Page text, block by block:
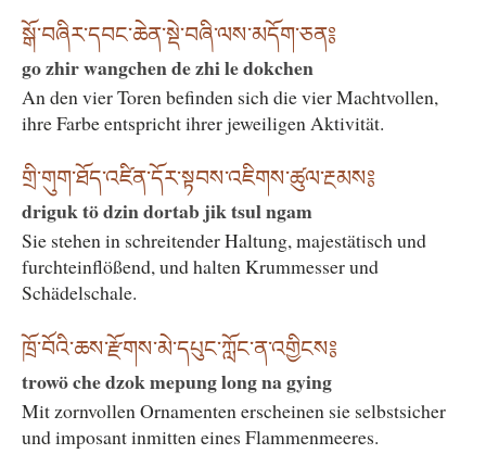
སྒོ་བཞིར་དབང་ཆེན་སྡེ་བཞི་ལས་མདོག་ཅན༔
go zhir wangchen de zhi le dokchen
An den vier Toren befinden sich die vier Machtvollen,
ihre Farbe entspricht ihrer jeweiligen Aktivität.
གྲི་གུག་ཐོད་འཛིན་དོར་སྟབས་འཇིགས་ཚུལ་རྔམས༔
driguk tö dzin dortab jik tsul ngam
Sie stehen in schreitender Haltung, majestätisch und
furchteinflößend, und halten Krummesser und
Schädelschale.
ཁྲོ་བོའི་ཆས་རྫོགས་མེ་དཔུང་ཀློང་ན་འགྱིངས༔
trowö che dzok mepung long na gying
Mit zornvollen Ornamenten erscheinen sie selbstsicher
und imposant inmitten eines Flammenmeeres.